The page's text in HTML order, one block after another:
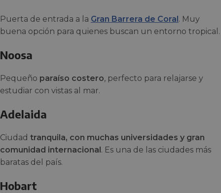
Puerta de entrada a la Gran Barrera de Coral. Muy
buena opción para quienes buscan un entorno tropical.
Noosa
Pequeño paraíso costero, perfecto para relajarse y
estudiar con vistas al mar.
Adelaida
Ciudad tranquila, con muchas universidades y gran
comunidad internacional. Es una de las ciudades más
baratas del país.
Hobart